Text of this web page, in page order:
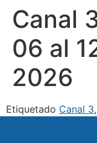
Canal
06 al
2026
Etiquetado Canal 3,